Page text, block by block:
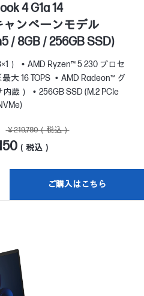
4 G1a 14
ャンペーンモデル
/ 8GB / 256GB SSD)
）
AMD Ryzen™ 5 230 プロセ
大 16 TOPS
AMD Radeon™ グ
蔵）
256GB SSD (M.2 PCIe
￥219,780（税込）
（税込）
ご購入はこちら